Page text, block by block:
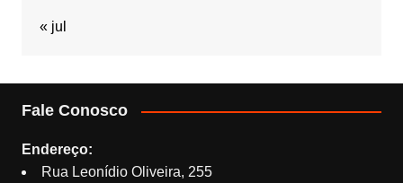
« jul
Fale Conosco
Endereço:
Rua Leonídio Oliveira, 255